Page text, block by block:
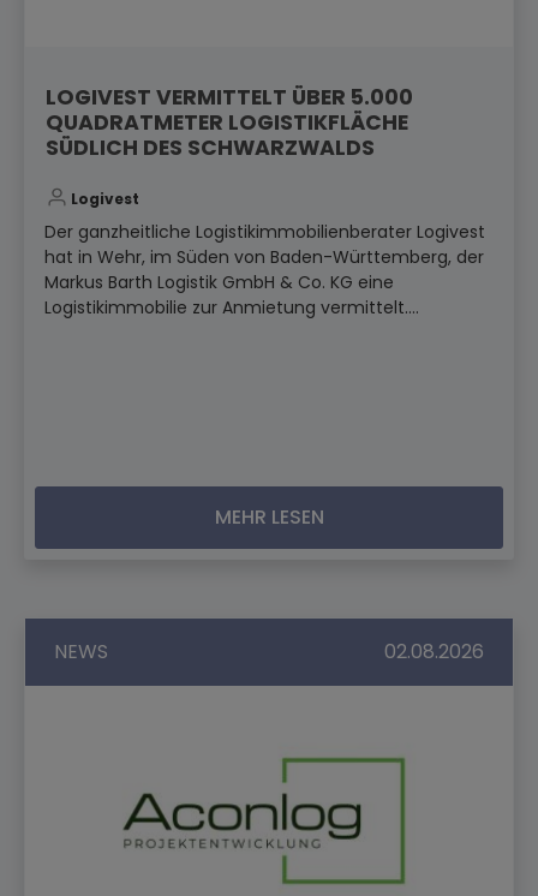
LOGIVEST VERMITTELT ÜBER 5.000
QUADRATMETER LOGISTIKFLÄCHE
SÜDLICH DES SCHWARZWALDS
Logivest
Der ganzheitliche Logistikimmobilienberater Logivest
hat in Wehr, im Süden von Baden-Württemberg, der
Markus Barth Logistik GmbH & Co. KG eine
Logistikimmobilie zur Anmietung vermittelt....
MEHR LESEN
NEWS 02.08.2026